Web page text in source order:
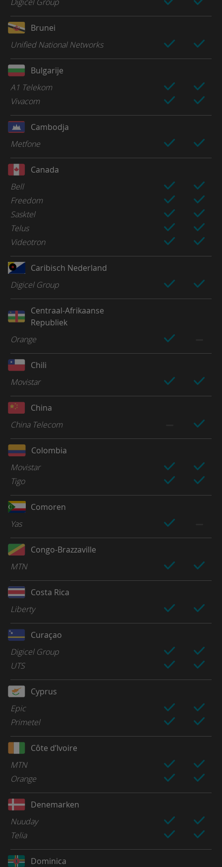
Brunei
Unified National Networks
Bulgarije
A1 Telekom
Vivacom
Cambodja
Metfone
Canada
Bell
Freedom
Sasktel
Telus
Videotron
Caribisch Nederland
Digicel Group
Centraal-Afrikaanse
Republiek
Orange
Chili
Movistar
China
China Telecom
Colombia
Movistar
Tigo
Comoren
Yas
Congo-Brazzaville
MTN
Costa Rica
Liberty
Curaçao
Digicel Group
UTS
Cyprus
Epic
Primetel
Côte d’Ivoire
MTN
Orange
Denemarken
Nuuday
Telia
Dominica